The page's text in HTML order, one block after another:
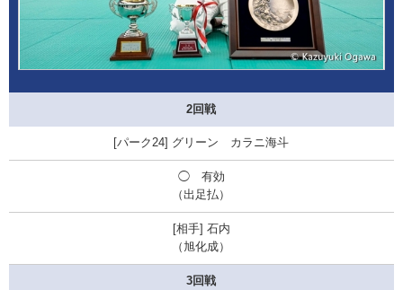
2回戦
グリーン カラニ海斗
◯ 有効
（出足払）
石内
（旭化成）
3回戦